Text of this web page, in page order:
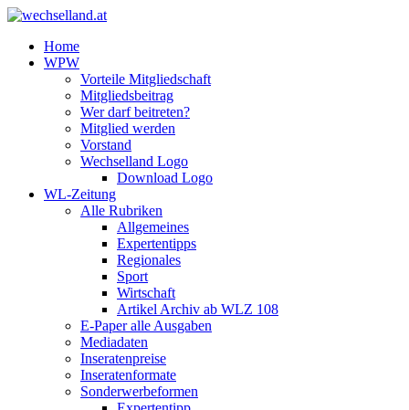
Home
WPW
Vorteile Mitgliedschaft
Mitgliedsbeitrag
Wer darf beitreten?
Mitglied werden
Vorstand
Wechselland Logo
Download Logo
WL-Zeitung
Alle Rubriken
Allgemeines
Expertentipps
Regionales
Sport
Wirtschaft
Artikel Archiv ab WLZ 108
E-Paper alle Ausgaben
Mediadaten
Inseratenpreise
Inseratenformate
Sonderwerbeformen